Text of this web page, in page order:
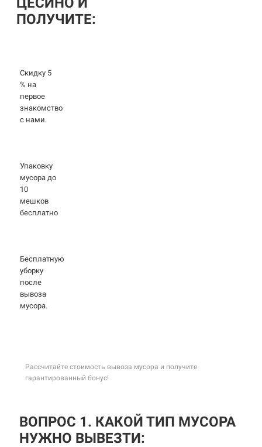
ПОЛУЧИТЕ:
Скидку 5
% на
первое
знакомство
с нами.
Упаковку
мусора до
10
мешков
бесплатно
Бесплатную
уборку
после
вывоза
мусора.
Рассчитайте стоимость вывоза мусора и получите
гарантированный бонус!
ВОПРОС 1. КАКОЙ ТИП МУСОРА
НУЖНО ВЫВЕЗТИ: